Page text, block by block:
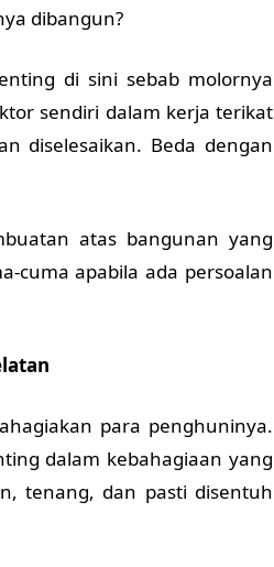
dibangun?
di sini sebab molornya
sendiri dalam kerja terikat
diselesaikan. Beda dengan
atas bangunan yang
cuma apabila ada persoalan
para penghuninya.
dalam kebahagiaan yang
tenang, dan pasti disentuh